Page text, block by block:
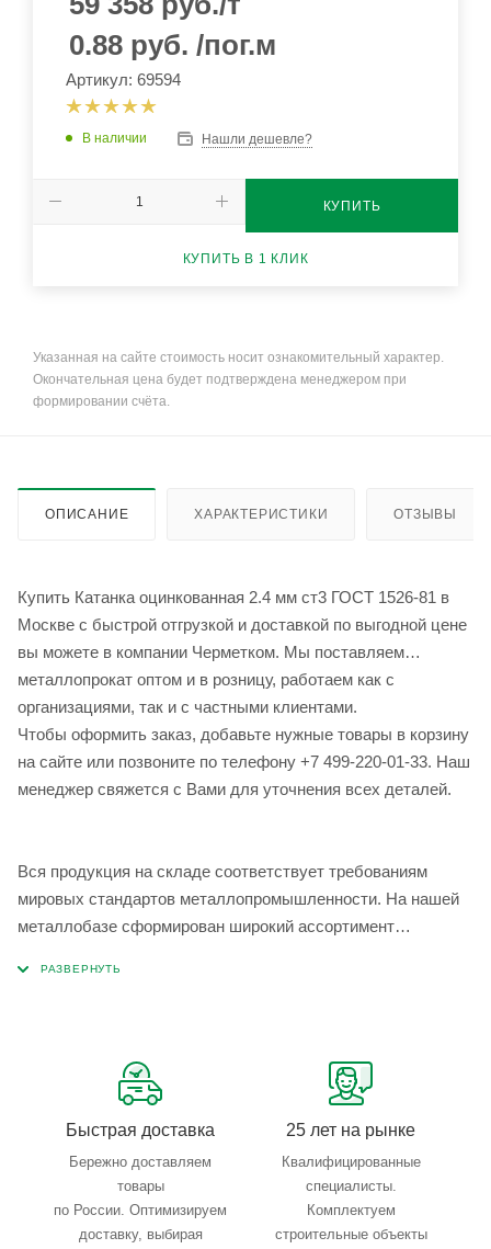
0.88 руб. /пог.м
Артикул: 69594
В наличии Нашли дешевле?
КУПИТЬ
КУПИТЬ В 1 КЛИК
Указанная на сайте стоимость носит ознакомительный характер.
Окончательная цена будет подтверждена менеджером при
формировании счёта.
ОПИСАНИЕ ХАРАКТЕРИСТИКИ ОТЗЫВЫ
Купить Катанка оцинкованная 2.4 мм ст3 ГОСТ 1526-81 в
Москве с быстрой отгрузкой и доставкой по выгодной цене
вы можете в компании Черметком. Мы поставляем
металлопрокат оптом и в розницу, работаем как с
организациями, так и с частными клиентами.
Чтобы оформить заказ, добавьте нужные товары в корзину
на сайте или позвоните по телефону +7 499-220-01-33. Наш
менеджер свяжется с Вами для уточнения всех деталей.
Вся продукция на складе соответствует требованиям
мировых стандартов металлопромышленности. На нашей
металлобазе сформирован широкий ассортимент
Быстрая доставка
Бережно доставляем
товары
по России. Оптимизируем
доставку, выбирая
25 лет на рынке
Квалифицированные
специалисты.
Комплектуем
строительные объекты